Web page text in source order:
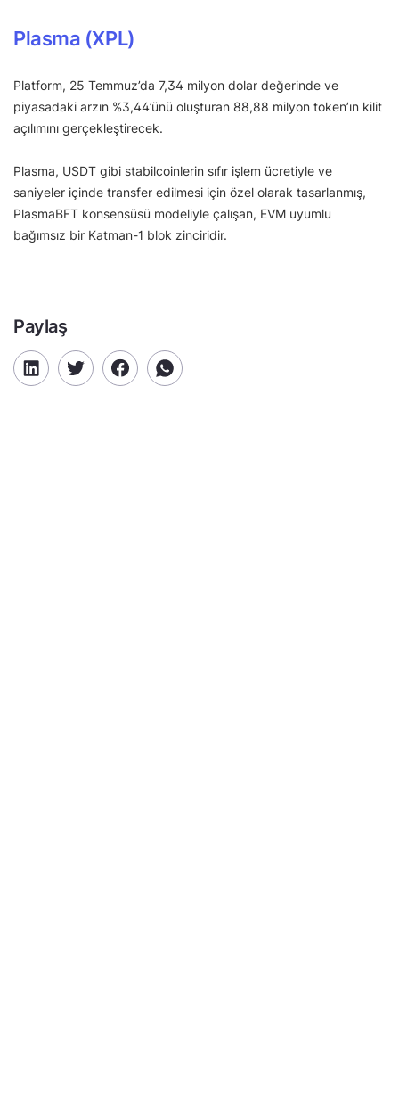
Plasma (XPL)
Platform, 25 Temmuz’da 7,34 milyon dolar değerinde ve
piyasadaki arzın %3,44’ünü oluşturan 88,88 milyon token’ın kilit
açılımını gerçekleştirecek.
Plasma, USDT gibi stabilcoinlerin sıfır işlem ücretiyle ve
saniyeler içinde transfer edilmesi için özel olarak tasarlanmış,
PlasmaBFT konsensüsü modeliyle çalışan, EVM uyumlu
bağımsız bir Katman-1 blok zinciridir.
Paylaş